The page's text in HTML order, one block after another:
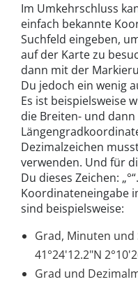
Im Umkehrschluss
einfach bekannte
Suchfeld eingeben,
auf der Karte zu
dann mit der
Du jedoch ein wenig
Es ist beispielsweise
die Breiten- und
Dezimalzeichen
verwenden. Und für
Du dieses Zeichen:
Koordinateneingabe
sind beispielsweise:
Grad, Minuten und
41°24'12.2"N
Grad und